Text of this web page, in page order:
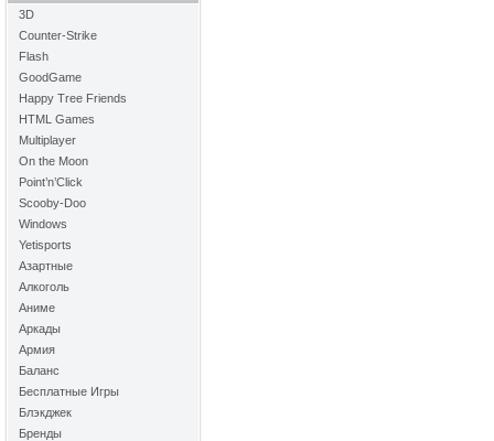
3D
Counter-Strike
Flash
GoodGame
Happy Tree Friends
HTML Games
Multiplayer
On the Moon
Point’n’Click
Scooby-Doo
Windows
Yetisports
Азартные
Алкоголь
Аниме
Аркады
Армия
Баланс
Бесплатные Игры
Блэкджек
Бренды